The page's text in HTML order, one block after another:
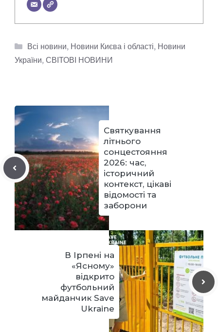
Категорії
Всі новини, Новини Києва і області, Новини
України, СВІТОВІ НОВИНИ
Святкування
літнього
сонцестояння
2026: час,
історичний
контекст, цікаві
відомості та
заборони
В Ірпені на
«Ясному»
відкрито
футбольний
майданчик Save
Ukraine